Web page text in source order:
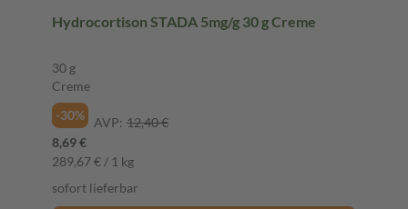
Hydrocortison STADA 5mg/g 30 g Creme
30 g
Creme
-30%
AVP: 12,40 €
8,69 €
289,67 € / 1 kg
sofort lieferbar